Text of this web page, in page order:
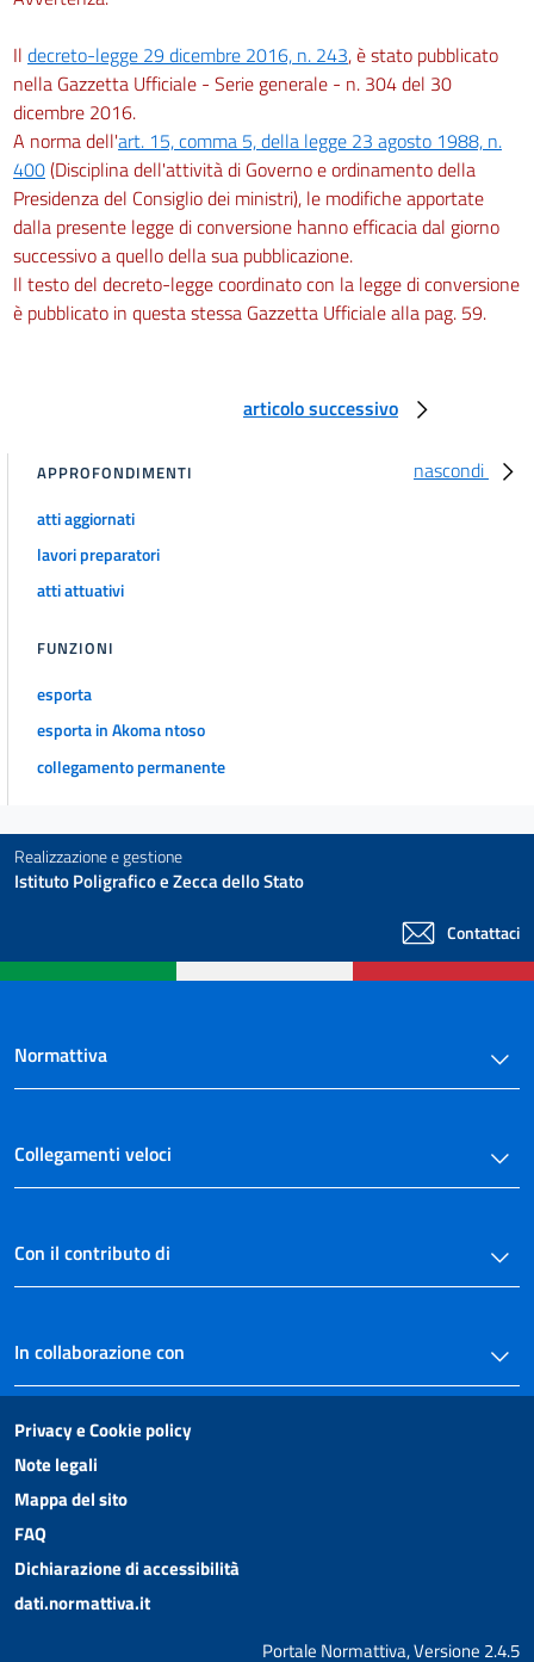
Il decreto-legge 29 dicembre 2016, n. 243, è stato pubblicato
nella Gazzetta Ufficiale - Serie generale - n. 304 del 30
dicembre 2016.
A norma dell'art. 15, comma 5, della legge 23 agosto 1988, n.
400(Disciplina dell'attività di Governo e ordinamento della
Presidenza del Consiglio dei ministri), le modifiche apportate
dalla presente legge di conversione hanno efficacia dal giorno
successivo a quello della sua pubblicazione.
Il testo del decreto-legge coordinato con la legge di conversione
è pubblicato in questa stessa Gazzetta Ufficiale alla pag. 59.
articolo successivo
nascondi
APPROFONDIMENTI
atti aggiornati
lavori preparatori
atti attuativi
FUNZIONI
esporta
esporta in Akoma ntoso
collegamento permanente
Realizzazione e gestione
Istituto Poligrafico e Zecca dello Stato
Contattaci
Normattiva
Collegamenti veloci
Con il contributo di
In collaborazione con
Privacy e Cookie policy
Note legali
Mappa del sito
FAQ
Dichiarazione di accessibilità
dati.normattiva.it
Portale Normattiva, Versione 2.4.5